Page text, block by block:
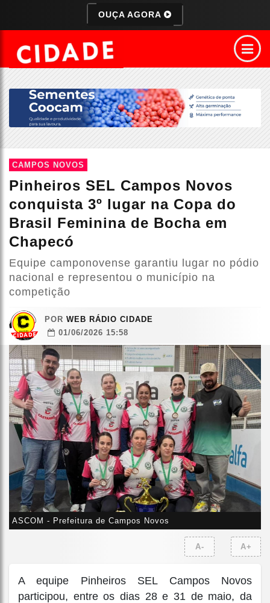
OUÇA AGORA
CAMPOS NOVOS
Pinheiros SEL Campos Novos
conquista 3º lugar na Copa do
Brasil Feminina de Bocha em
Chapecó
Equipe camponovense garantiu lugar no pódio
nacional e representou o município na
competição
POR WEB RÁDIO CIDADE
01/06/2026 15:58
ASCOM - Prefeitura de Campos Novos
A- A+
A equipe Pinheiros SEL Campos Novos
participou, entre os dias 28 e 31 de maio, da